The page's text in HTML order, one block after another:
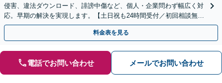
侵害、違法ダウンロード、誹謗中傷など、個人・企業問わず幅広く対
応。早期の解決を実現します。【土日祝も24時間受付／初回相談無
料】
料金表を見る
電話でお問い合わせ メールでお問い合わせ